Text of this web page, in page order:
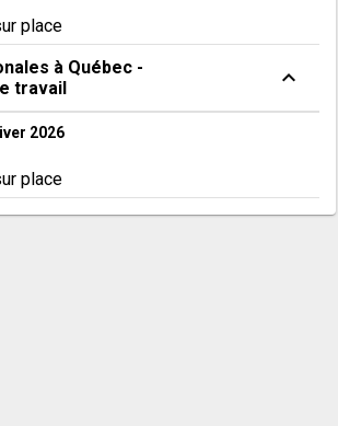
place
à Québec -
travail
expand_less
2026
place